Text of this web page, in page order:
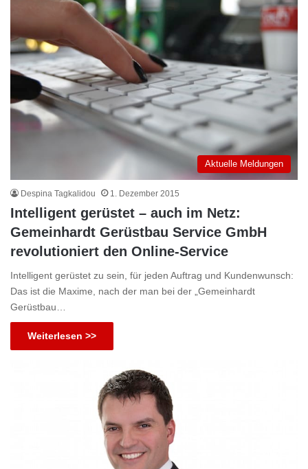
Aktuelle Meldungen
Despina Tagkalidou 1. Dezember 2015
Intelligent gerüstet – auch im Netz:
Gemeinhardt Gerüstbau Service GmbH
revolutioniert den Online-Service
Intelligent gerüstet zu sein, für jeden Auftrag und Kundenwunsch:
Das ist die Maxime, nach der man bei der „Gemeinhardt
Gerüstbau…
Weiterlesen >>